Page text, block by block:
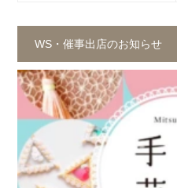
WS・催事出店のお知らせ